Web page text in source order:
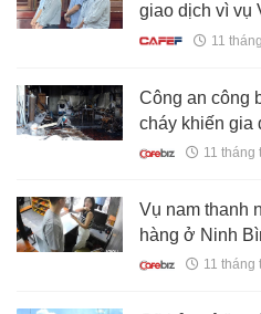
giao dịch vì vụ
quyết tháo gỡ
11
Công an công
cháy khiến
Nội
11 tháng
Vụ nam thanh
hàng ở Ninh
ngờ
11 tháng